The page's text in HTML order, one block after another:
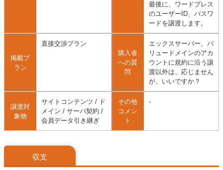
最後に、ワードプレス
のユーザーID、パスワ
ードを譲渡します。
掲載プ
ラン
直接交渉プラン
購入者
への質
問
エックスサーバー、バ
リュードメインのアカ
ウントに規約に沿う譲
渡以外は、応じません
が、いいですか？
譲渡対
象物
サイトコンテンツ / ド
メイン / サーバ契約 /
会員データ引き継ぎ
その他
コメン
ト
-
収支